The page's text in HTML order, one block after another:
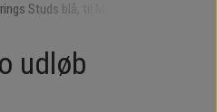
Studs blå, til Mælk, sukker og
udløb